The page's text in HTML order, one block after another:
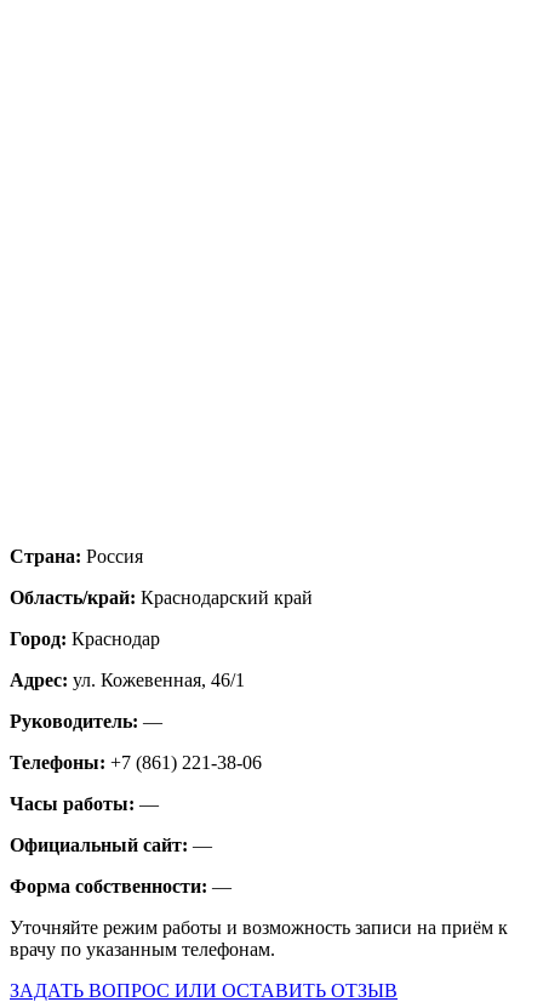
Страна: Россия
Область/край: Краснодарский край
Город: Краснодар
Адрес: ул. Кожевенная, 46/1
Руководитель: —
Телефоны: +7 (861) 221-38-06
Часы работы: —
Официальный сайт: —
Форма собственности: —
Уточняйте режим работы и возможность записи на приём к
врачу по указанным телефонам.
ЗАДАТЬ ВОПРОС ИЛИ ОСТАВИТЬ ОТЗЫВ